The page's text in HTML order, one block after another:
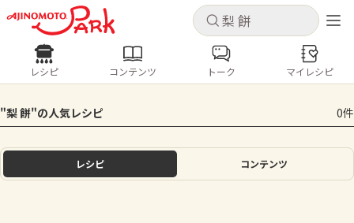
キャンセル
ログインするとレシピを保存できます
ログイン
ホーム
キャンセル
レシピ コンテンツ
人気の食材・レシピ
きゅうり なす トマト
とうもろこし
レシピ コンテンツ トーク マイレシピ
"梨 餅"の人気レシピ 0件
レシピ コンテンツ